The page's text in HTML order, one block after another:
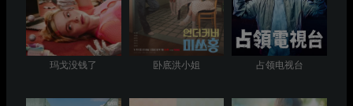
玛戈没钱了 卧底洪小姐 占领电视台